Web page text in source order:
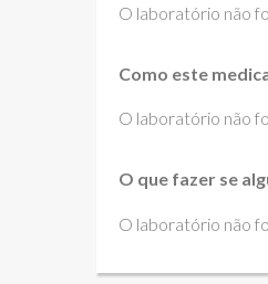
O laboratório não
Como este
O laboratório não
O que fazer se
O laboratório não